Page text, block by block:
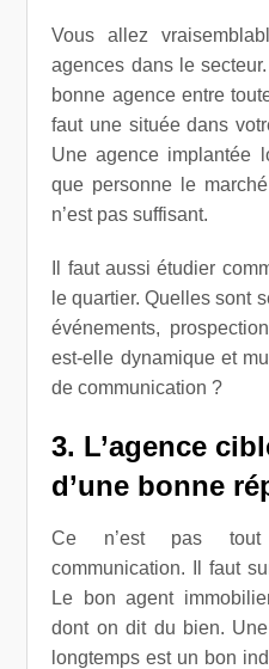
Vous allez
agences dans le
bonne agence entre
faut une située dans
Une agence implantée
que personne le
n’est pas suffisant.
Il faut aussi étudier
le quartier. Quelles sont
événements,
est-elle dynamique et
de communication ?
3. L’agence
d’une bonne
Ce n’est pas tout
communication. Il faut
Le bon agent
dont on dit du bien.
longtemps est un bon